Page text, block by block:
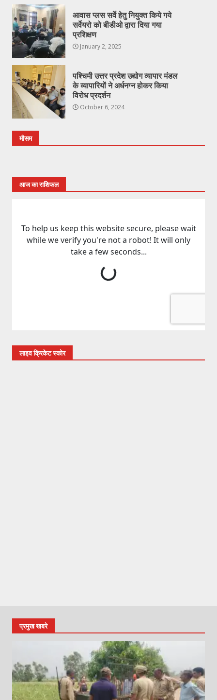
आवास प्लस सर्वे हेतु नियुक्त किये गये
सर्वेयरो को बीडीओ द्वारा दिया गया
प्रशिक्षण
January 2, 2025
पश्चिमी उत्तर प्रदेश उद्योग व्यापार मंडल
के व्यापारियों ने अर्धनग्न होकर किया
विरोध प्रदर्शन
October 6, 2024
मौसम
आज का राशिफल
लाइव क्रिकेट स्कोर
प्रमुख खबरे